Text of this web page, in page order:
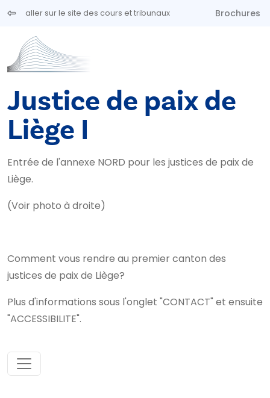
Aller au contenu principal
aller sur le site des cours et tribunaux Brochures
Justice de paix de
Liège I
Entrée de l'annexe NORD pour les justices de paix de
Liège.
(Voir photo à droite)
Comment vous rendre au premier canton des
justices de paix de Liège?
Plus d'informations sous l'onglet "CONTACT" et ensuite
"ACCESSIBILITE".